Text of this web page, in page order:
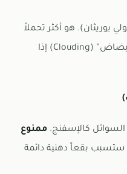
يوريثان). هو أكثر تحملاً
من المطلي، لكنه قد يصاب بـ “الابيضاض” (Clouding) إذا
كالإسفنج. ممنوع
ستسبب بقعاً دهنية دائمة